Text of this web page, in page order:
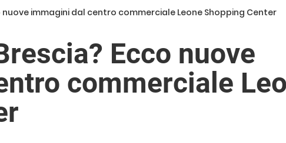
nuove immagini dal centro commerciale Leone Shopping Center
Ecco nuove
commerciale